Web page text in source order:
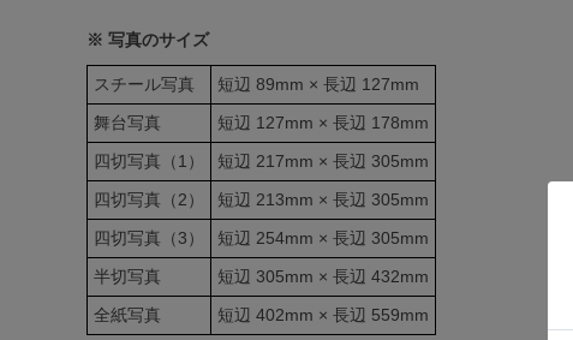
※ 写真のサイズ
スチール写真
短辺 89mm × 長辺 127mm
舞台写真
短辺 127mm × 長辺 178mm
四切写真（1）
短辺 217mm × 長辺 305mm
四切写真（2）
短辺 213mm × 長辺 305mm
四切写真（3）
短辺 254mm × 長辺 305mm
半切写真
短辺 305mm × 長辺 432mm
全紙写真
短辺 402mm × 長辺 559mm